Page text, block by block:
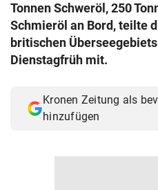
© Krone Multimedia GmbH & Co
Muthgasse 2, 1190 Wien
Tonnen Schweröl, 250
Schmieröl an Bord, teilte
britischen
Dienstagfrüh mit.
Kronen Zeitung als
hinzufügen